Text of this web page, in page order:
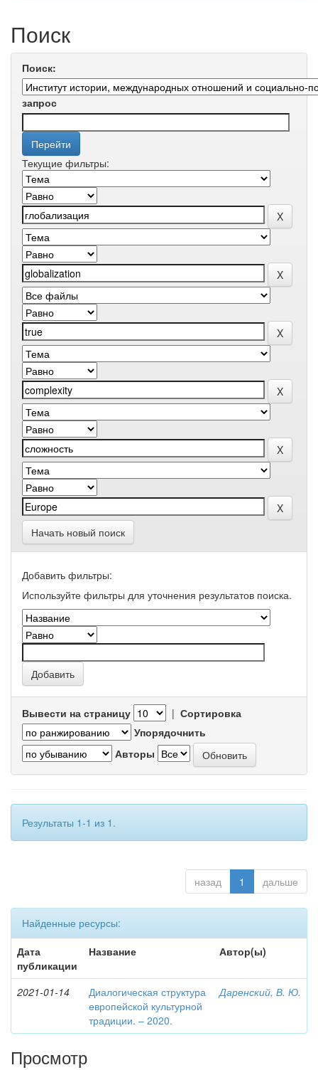
Поиск
Поиск:
запрос
Текущие фильтры:
Начать новый поиск
Добавить фильтры:
Используйте фильтры для уточнения результатов поиска.
Вывести на страницу | Сортировка
Упорядочнить
Авторы
Результаты 1-1 из 1.
назад 1 дальше
Найденные ресурсы:
Дата
публикации
Название Автор(ы)
2021-01-14
Диалогическая структура
европейской культурной
традиции. – 2020.
Даренский, В. Ю.
Просмотр